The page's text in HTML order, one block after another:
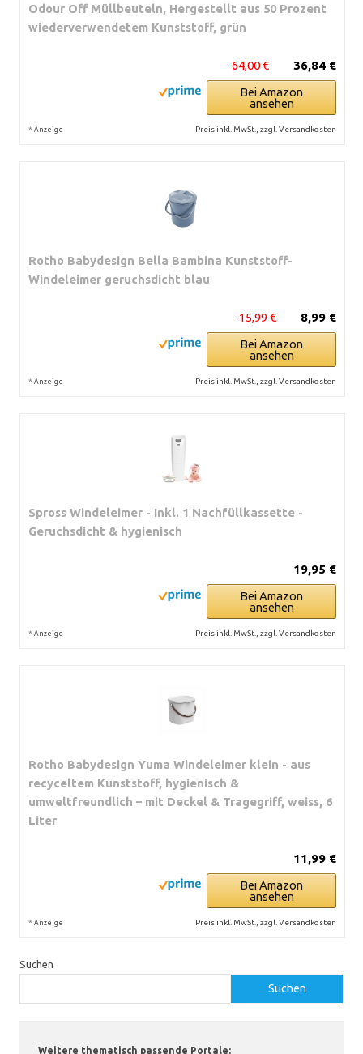
Odour Off Müllbeuteln, Hergestellt aus 50 Prozent
wiederverwendetem Kunststoff, grün
36,84 €
64,00 €
Bei Amazon
ansehen
* Anzeige Preis inkl. MwSt., zzgl. Versandkosten
Rotho Babydesign Bella Bambina Kunststoff-
Windeleimer geruchsdicht blau
8,99 €
15,99 €
Bei Amazon
ansehen
* Anzeige Preis inkl. MwSt., zzgl. Versandkosten
Spross Windeleimer - Inkl. 1 Nachfüllkassette -
Geruchsdicht & hygienisch
19,95 €
Bei Amazon
ansehen
* Anzeige Preis inkl. MwSt., zzgl. Versandkosten
Rotho Babydesign Yuma Windeleimer klein - aus
recyceltem Kunststoff, hygienisch &
umweltfreundlich – mit Deckel & Tragegriff, weiss, 6
Liter
11,99 €
Bei Amazon
ansehen
* Anzeige Preis inkl. MwSt., zzgl. Versandkosten
Suchen
Suchen
Weitere thematisch passende Portale: